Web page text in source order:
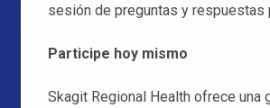
sesión de preguntas y respuestas
Participe hoy mismo
Skagit Regional Health ofrece una